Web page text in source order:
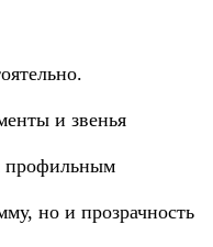
и звенья
профильным
но и прозрачность